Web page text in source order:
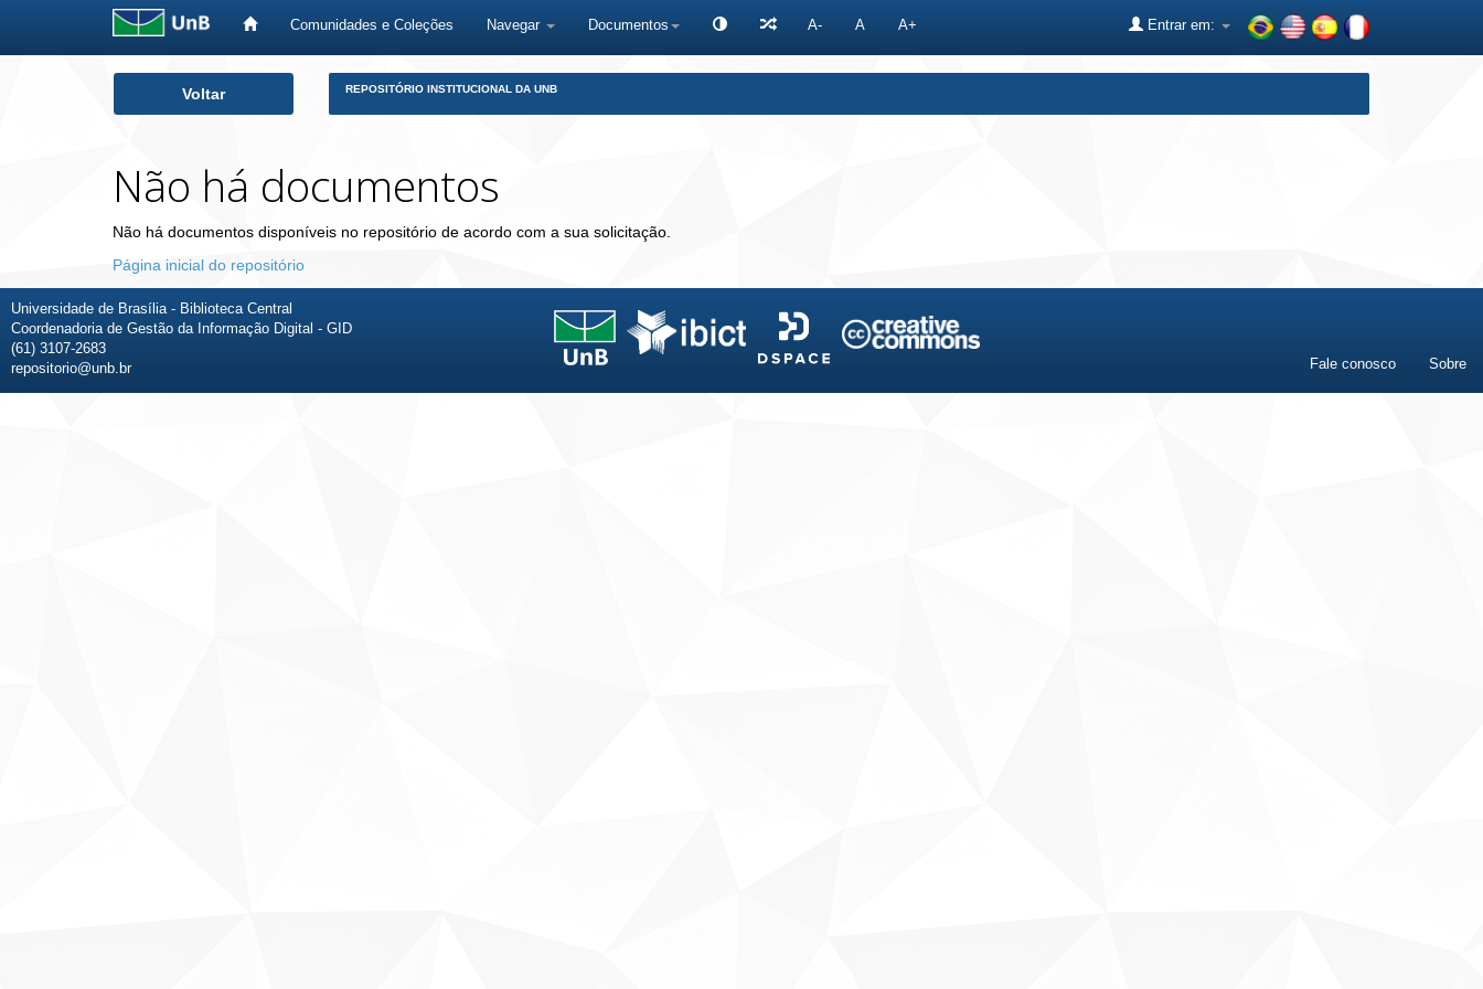
Comunidades e Coleções Navegar Documentos A- A A+ Entrar em:
Voltar REPOSITÓRIO INSTITUCIONAL DA UNB
Não há documentos
Não há documentos disponíveis no repositório de acordo com a sua solicitação.
Página inicial do repositório
Universidade de Brasília - Biblioteca Central
Coordenadoria de Gestão da Informação Digital - GID
(61) 3107-2683
repositorio@unb.br
Fale conosco Sobre